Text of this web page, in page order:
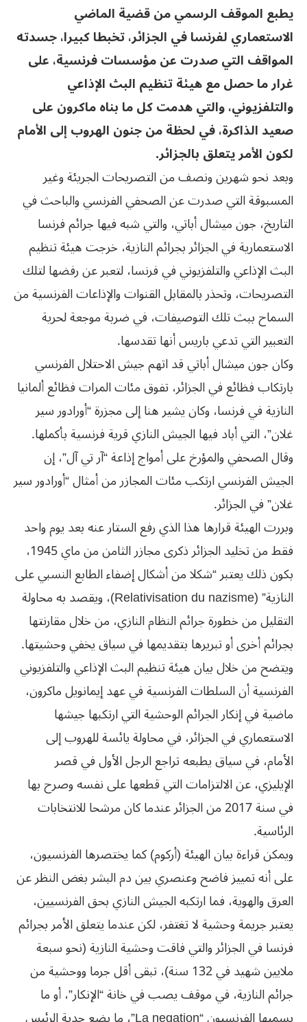
يطبع الموقف الرسمي من قضية الماضي
الاستعماري لفرنسا في الجزائر، تخبطا كبيرا، جسدته
المواقف التي صدرت عن مؤسسات فرنسية، على
غرار ما حصل مع هيئة تنظيم البث الإذاعي
والتلفزيوني، والتي هدمت كل ما بناه ماكرون على
صعيد الذاكرة، في لحظة من جنون الهروب إلى الأمام
لكون الأمر يتعلق بالجزائر.
وبعد نحو شهرين ونصف من التصريحات الجريئة وغير
المسبوقة التي صدرت عن الصحفي الفرنسي والباحث في
التاريخ، جون ميشال أباتي، والتي شبه فيها جرائم فرنسا
الاستعمارية في الجزائر بجرائم النازية، خرجت هيئة تنظيم
البث الإذاعي والتلفزيوني في فرنسا، لتعبر عن رفضها لتلك
التصريحات، وتحذر بالمقابل القنوات والإذاعات الفرنسية من
السماح ببث تلك التوصيفات، في ضربة موجعة لحرية
التعبير التي تدعي باريس أنها تقدسها.
وكان جون ميشال أباتي قد اتهم جيش الاحتلال الفرنسي
بارتكاب فظائع في الجزائر، تفوق مئات المرات فظائع ألمانيا
النازية في فرنسا، وكان يشير هنا إلى مجزرة “أورادور سير
غلان”، التي أباد فيها الجيش النازي قرية فرنسية بأكملها.
وقال الصحفي والمؤرخ على أمواج إذاعة “آر تي آل”، إن
الجيش الفرنسي ارتكب مئات المجازر من أمثال “أورادور سير
غلان” في الجزائر.
وبررت الهيئة قرارها هذا الذي رفع الستار عنه بعد يوم واحد
فقط من تخليد الجزائر ذكرى مجازر الثامن من ماي 1945،
بكون ذلك يعتبر “شكلا من أشكال إضفاء الطابع النسبي على
النازية” (Relativisation du nazisme)، ويقصد به محاولة
التقليل من خطورة جرائم النظام النازي، من خلال مقارنتها
بجرائم أخرى أو تبريرها بتقديمها في سياق يخفي وحشيتها.
ويتضح من خلال بيان هيئة تنظيم البث الإذاعي والتلفزيوني
الفرنسية أن السلطات الفرنسية في عهد إيمانويل ماكرون،
ماضية في إنكار الجرائم الوحشية التي ارتكبها جيشها
الاستعماري في الجزائر، في محاولة يائسة للهروب إلى
الأمام، في سياق يطبعه تراجع الرجل الأول في قصر
الإيليزي، عن الالتزامات التي قطعها على نفسه وصرح بها
في سنة 2017 من الجزائر عندما كان مرشحا للانتخابات
الرئاسية.
ويمكن قراءة بيان الهيئة (أركوم) كما يختصرها الفرنسيون،
على أنه تمييز فاضح وعنصري بين دم البشر بغض النظر عن
العرق والهوية، فما ارتكبه الجيش النازي بحق الفرنسيين،
يعتبر جريمة وحشية لا تغتفر، لكن عندما يتعلق الأمر بجرائم
فرنسا في الجزائر والتي فاقت وحشية النازية (نحو سبعة
ملايين شهيد في 132 سنة)، تبقى أقل جرما ووحشية من
جرائم النازية، في موقف يصب في خانة “الإنكار”، أو ما